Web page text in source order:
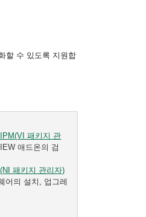
할 수 있도록 지원합
패키지 관
애드온의 검
패키지 관리자)
어의 설치, 업그레